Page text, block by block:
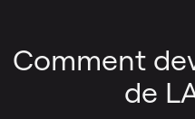
Comment
de